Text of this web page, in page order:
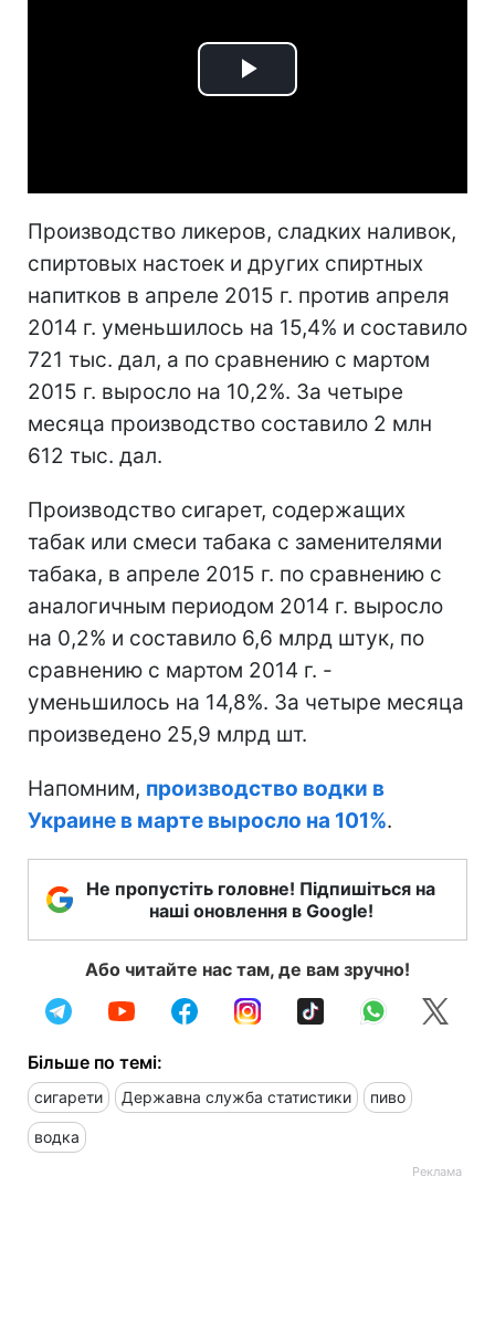
Play
Производство ликеров, сладких наливок,
спиртовых настоек и других спиртных
напитков в апреле 2015 г. против апреля
2014 г. уменьшилось на 15,4% и составило
721 тыс. дал, а по сравнению с мартом
2015 г. выросло на 10,2%. За четыре
месяца производство составило 2 млн
612 тыс. дал.
Производство сигарет, содержащих
табак или смеси табака с заменителями
табака, в апреле 2015 г. по сравнению с
аналогичным периодом 2014 г. выросло
на 0,2% и составило 6,6 млрд штук, по
сравнению с мартом 2014 г. -
уменьшилось на 14,8%. За четыре месяца
произведено 25,9 млрд шт.
Напомним, производство водки в
Украине в марте выросло на 101%.
Не пропустіть головне! Підпишіться на
наші оновлення в Google!
Або читайте нас там, де вам зручно!
Більше по темі:
сигарети Державна служба статистики пиво
водка